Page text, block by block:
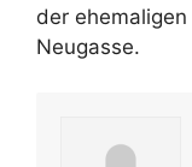
der
Neugasse.